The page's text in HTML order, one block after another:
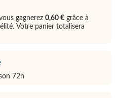
gagnerez0,60 € grâce à
Votre panier totalisera
72h